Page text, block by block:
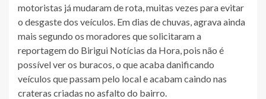
motoristas já mudaram de rota, muitas vezes para evitar
o desgaste dos veículos. Em dias de chuvas, agrava ainda
mais segundo os moradores que solicitaram a
reportagem do Birigui Notícias da Hora, pois não é
possível ver os buracos, o que acaba danificando
veículos que passam pelo local e acabam caindo nas
crateras criadas no asfalto do bairro.